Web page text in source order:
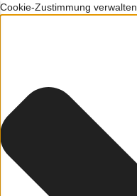
Cookie-Zustimmung verwalten